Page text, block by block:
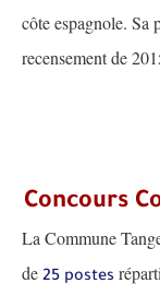
côte espagnole. Sa
recensement de
Concours
La Commune
de 25 postes